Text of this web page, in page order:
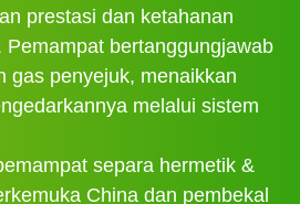
prestasi dan ketahanan
Pemampat bertanggungjawab
gas penyejuk, menaikkan
melalui sistem
separa hermetik &
China dan pembekal